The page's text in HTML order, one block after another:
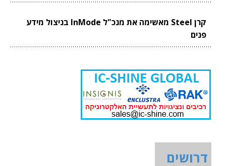
קרן Steel מאשימה את מנכ"ל InMode בניצול מידע
פנים
דרושים